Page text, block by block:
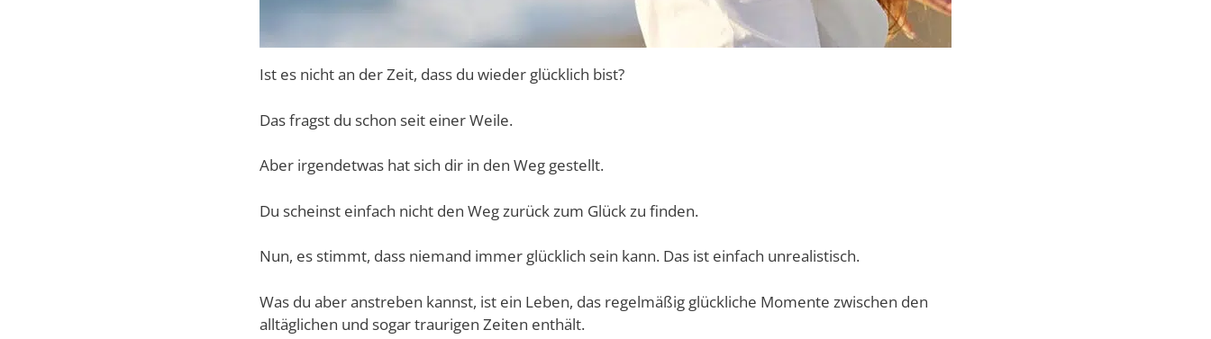
Ist es nicht an der Zeit, dass du wieder glücklich bist?
Das fragst du schon seit einer Weile.
Aber irgendetwas hat sich dir in den Weg gestellt.
Du scheinst einfach nicht den Weg zurück zum Glück zu finden.
Nun, es stimmt, dass niemand immer glücklich sein kann. Das ist einfach unrealistisch.
Was du aber anstreben kannst, ist ein Leben, das regelmäßig glückliche Momente zwischen den
alltäglichen und sogar traurigen Zeiten enthält.